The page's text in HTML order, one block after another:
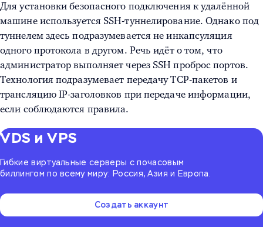
Для установки безопасного подключения к удалённой
машине используется SSH-туннелирование. Однако под
туннелем здесь подразумевается не инкапсуляция
одного протокола в другом. Речь идёт о том, что
администратор выполняет через SSH проброс портов.
Технология подразумевает передачу TCP-пакетов и
трансляцию IP-заголовков при передаче информации,
если соблюдаются правила.
VDS и VPS
Гибкие виртуальные серверы с почасовым
биллингом по всему миру: Россия, Азия и Европа.
Создать аккаунт